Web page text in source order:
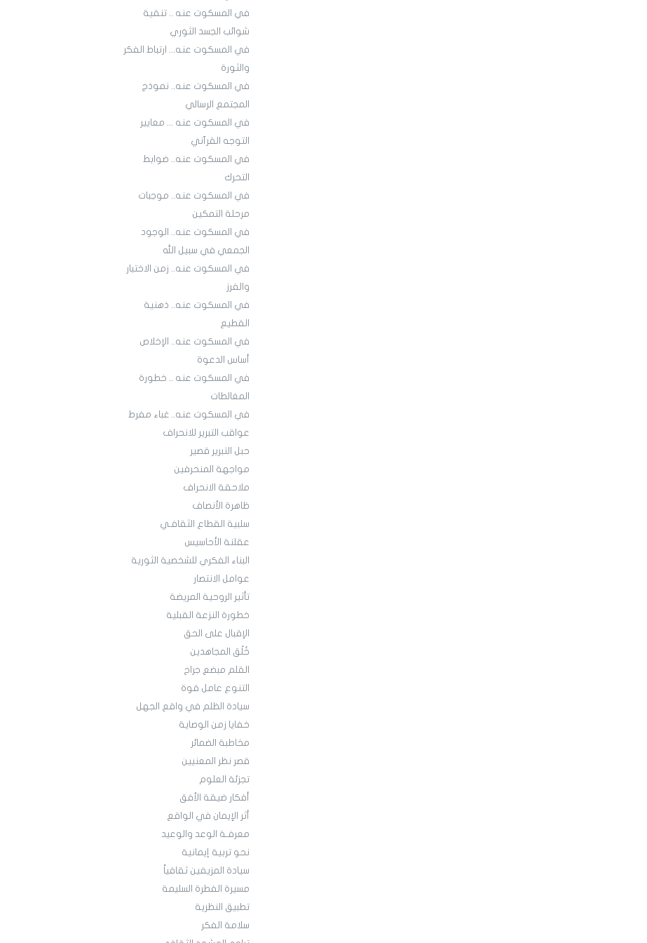
في المسكوت عنه .. تنقية
شوائب الجسد الثوري
في المسكوت عنه... ارتباط الفكر
والثورة
في المسكوت عنه.. نموذج
المجتمع الرسالي
في المسكوت عنه ... معايير
التوجه القرآني
في المسكوت عنه.. ضوابط
التحرك
في المسكوت عنه.. موجبات
مرحلة التمكين
في المسكوت عنه.. الوجود
الجمعي في سبيل الله
في المسكوت عنه.. زمن الاختبار
والفرز
في المسكوت عنه.. ذهنية
القطيع
في المسكوت عنه.. الإخلاص
أساس الدعوة
في المسكوت عنه .. خطورة
المغالطات
في المسكوت عنه.. غباء مفرط
عواقب التبرير للانحراف
حبل التبرير قصير
مواجهة المنحرفين
ملاحقة الانحراف
ظاهرة الأنصاف
سلبية القطاع الثقافـي
عقلنة الأحاسيس
البناء الفكري للشخصية الثورية
عوامل الانتصار
تأثير الروحية المريضة
خطورة النزعة القبلية
الإقبال على الحق
خُلُق المجاهدين
القلم مبضع جراح
التنوع عامل قوة
سيادة الظلم في واقع الجهل
خفايا زمن الوصاية
مخاطبة الضمائر
قصر نظر المعنيين
تجزئة العلوم
أفكار ضيقة الأفق
أثر الإيمان في الواقع
معرفـة الوعد والوعيد
نحو تربية إيمانية
سيادة المزيفين ثقافياً
مسيرة الفطرة السليمة
تطبيق النظرية
سلامة الفكر